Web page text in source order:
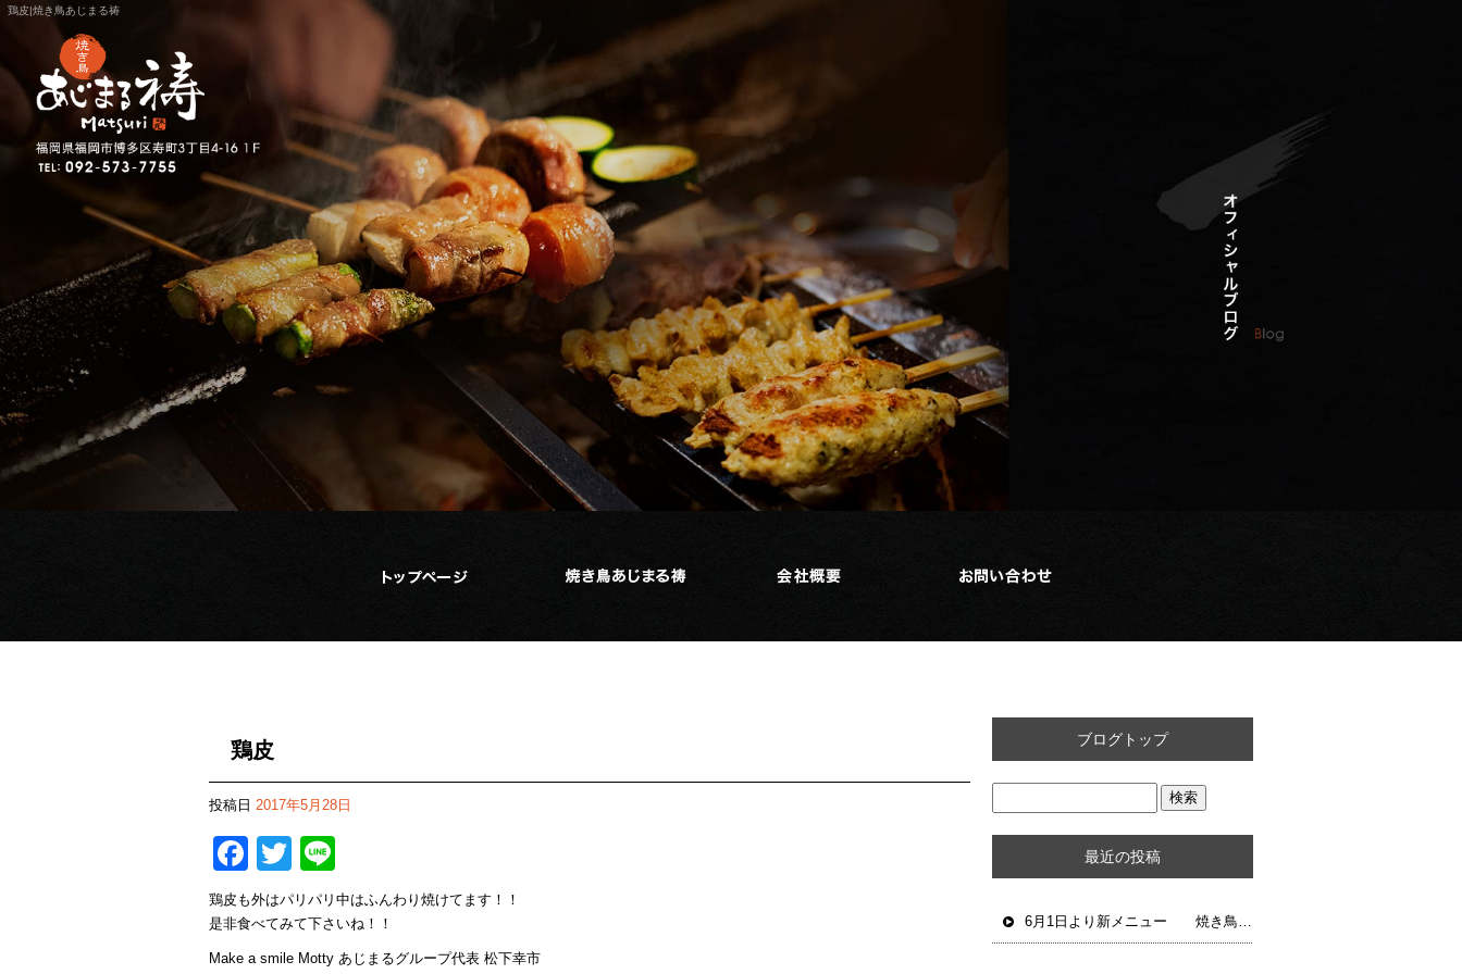
鶏皮|焼き鳥あじまる祷
鶏皮
投稿日 2017年5月28日
Facebook
Twitter
鶏皮も外はパリパリ中はふんわり焼けてます！！
是非食べてみて下さいね！！
Make a smile Motty あじまるグループ代表 松下幸市
ブログトップ
最近の投稿
6月1日より新メニュー 焼き鳥あじまる祷